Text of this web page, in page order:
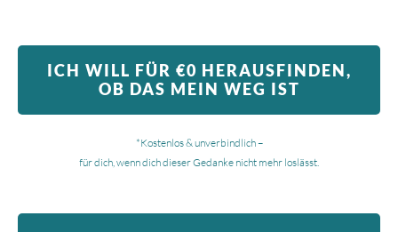
ICH WILL FÜR €0 HERAUSFINDEN,
OB DAS MEIN WEG IST
*Kostenlos & unverbindlich –
für dich, wenn dich dieser Gedanke nicht mehr loslässt.